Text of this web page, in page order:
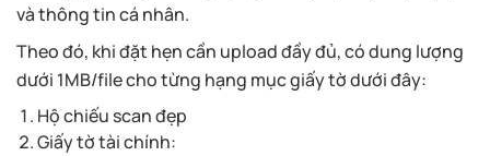
và thông tin cá nhân.
Theo đó, khi đặt hẹn cần upload đầy đủ, có dung lượng
dưới 1MB/file cho từng hạng mục giấy tờ dưới đây:
Hộ chiếu scan đẹp
Giấy tờ tài chính: